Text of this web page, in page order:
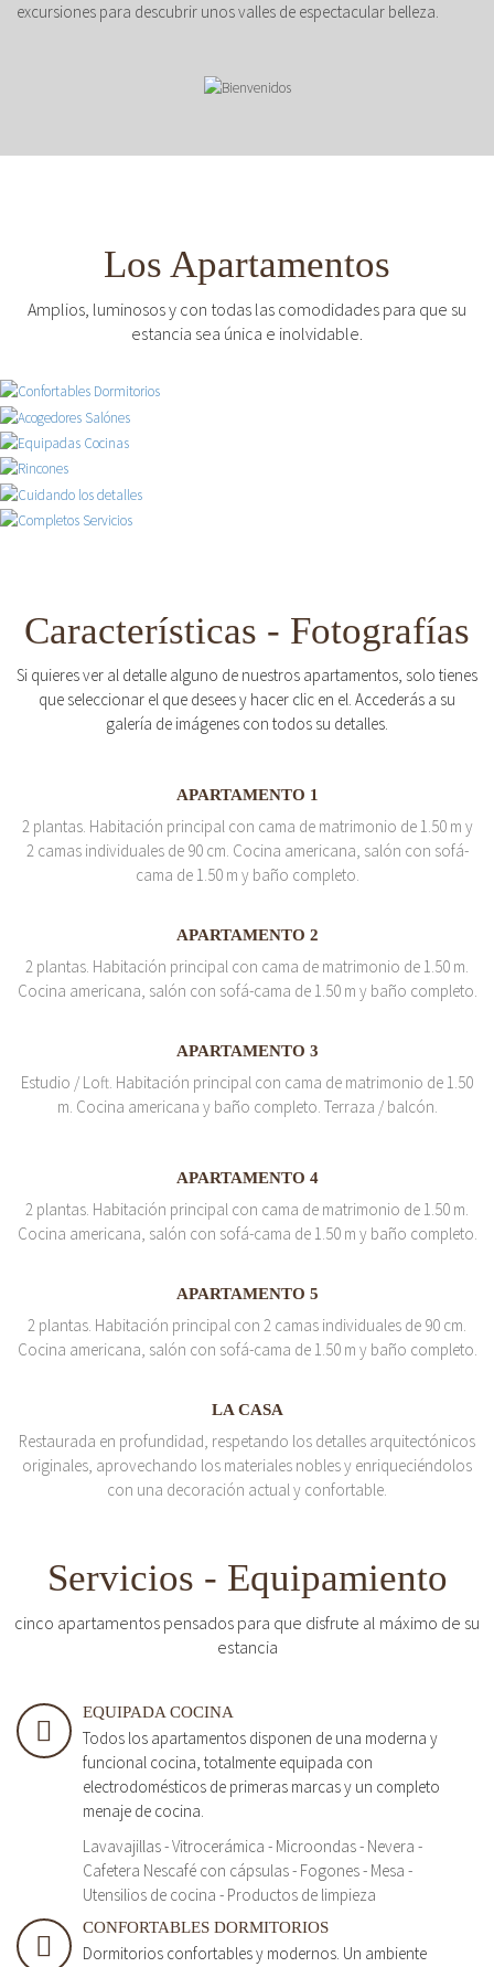
excursiones para descubrir unos valles de espectacular belleza.
Los Apartamentos
Amplios, luminosos y con todas las comodidades para que su
estancia sea única e inolvidable.
Características - Fotografías
Si quieres ver al detalle alguno de nuestros apartamentos, solo tienes
que seleccionar el que desees y hacer clic en el. Accederás a su
galería de imágenes con todos su detalles.
APARTAMENTO 1
2 plantas. Habitación principal con cama de matrimonio de 1.50 m y
2 camas individuales de 90 cm. Cocina americana, salón con sofá-
cama de 1.50 m y baño completo.
APARTAMENTO 2
2 plantas. Habitación principal con cama de matrimonio de 1.50 m.
Cocina americana, salón con sofá-cama de 1.50 m y baño completo.
APARTAMENTO 3
Estudio / Loft. Habitación principal con cama de matrimonio de 1.50
m. Cocina americana y baño completo. Terraza / balcón.
APARTAMENTO 4
2 plantas. Habitación principal con cama de matrimonio de 1.50 m.
Cocina americana, salón con sofá-cama de 1.50 m y baño completo.
APARTAMENTO 5
2 plantas. Habitación principal con 2 camas individuales de 90 cm.
Cocina americana, salón con sofá-cama de 1.50 m y baño completo.
LA CASA
Restaurada en profundidad, respetando los detalles arquitectónicos
originales, aprovechando los materiales nobles y enriqueciéndolos
con una decoración actual y confortable.
Servicios - Equipamiento
cinco apartamentos pensados para que disfrute al máximo de su
estancia
EQUIPADA COCINA
Todos los apartamentos disponen de una moderna y
funcional cocina, totalmente equipada con
electrodomésticos de primeras marcas y un completo
menaje de cocina.
Lavavajillas - Vitrocerámica - Microondas - Nevera -
Cafetera Nescafé con cápsulas - Fogones - Mesa -
Utensilios de cocina - Productos de limpieza
CONFORTABLES DORMITORIOS
Dormitorios confortables y modernos. Un ambiente